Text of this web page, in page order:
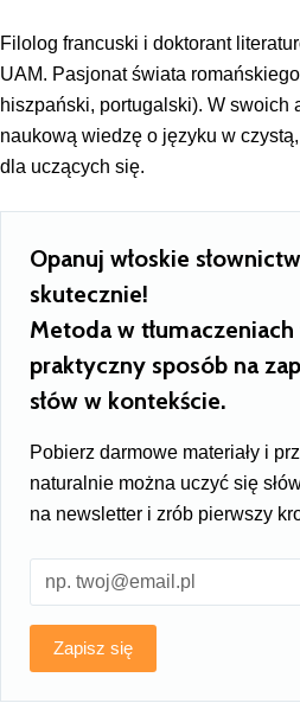
Filolog francuski i doktorant
UAM. Pasjonat świata
hiszpański, portugalski). W swoich
naukową wiedzę o języku w
dla uczących się.
Opanuj włoskie
skutecznie!
Metoda w
praktyczny sposób na
słów w kontekście.
Pobierz darmowe materiały i
naturalnie można uczyć się
na newsletter i zrób pierwszy
Zapisz się